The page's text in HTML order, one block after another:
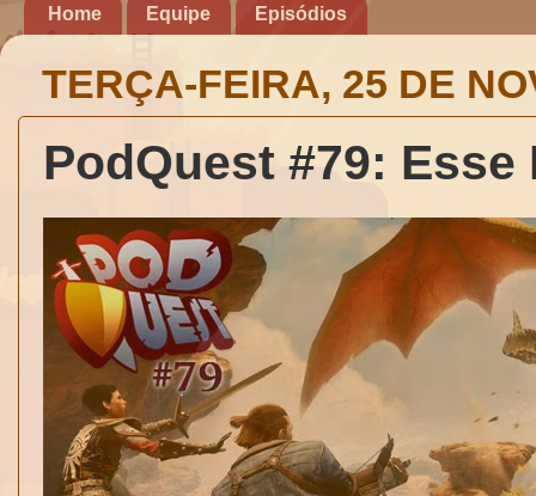
Home Equipe Episódios
TERÇA-FEIRA, 25 DE
PodQuest #79: Esse